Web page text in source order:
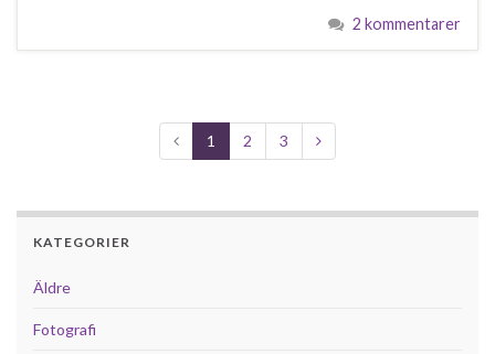
2 kommentarer
1 2 3
KATEGORIER
Äldre
Fotografi